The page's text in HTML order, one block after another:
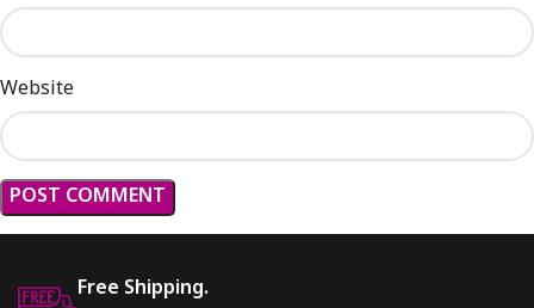
Website
Free Shipping.